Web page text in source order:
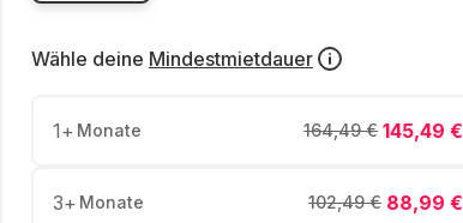
Wähle deine Mindestmietdauer
1+ Monate 145,49 €
164,49 €
3+ Monate 88,99 €
102,49 €